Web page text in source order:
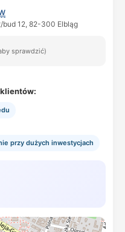
12, 82-300 Elbląg
sprawdzić)
przy dużych inwestycjach